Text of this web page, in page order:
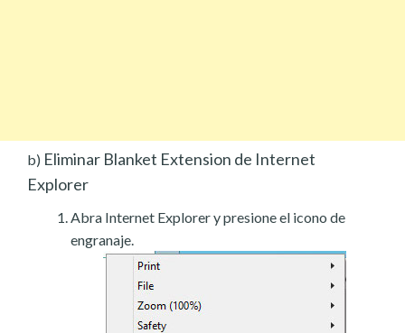
b) Eliminar Blanket Extension de Internet
Explorer
Abra Internet Explorer y presione el icono de
engranaje.